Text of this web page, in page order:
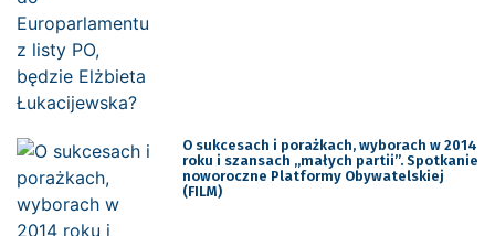
O sukcesach i porażkach, wyborach w 2014
roku i szansach „małych partii”. Spotkanie
noworoczne Platformy Obywatelskiej
(FILM)